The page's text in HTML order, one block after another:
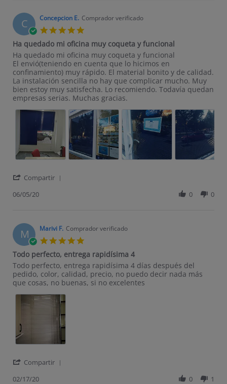
C Concepcion E. Comprador verificado
Ha quedado mi oficina muy coqueta y funcional
Review by Concepcion E. on 5 Jun 2020
review stating Ha quedado mi oficina muy coqueta y funcional
Ha quedado mi oficina muy coqueta y funcional
El envió(teniendo en cuenta que lo hicimos en
confinamiento) muy rápido. El material bonito y de calidad.
La instalación sencilla no hay que complicar mucho. Muy
bien estoy muy satisfecha. Lo recomiendo. Todavía quedan
empresas serias. Muchas gracias.
Compartir
06/05/20 0 0
M Marivi F. Comprador verificado
Todo perfecto, entrega rapidísima 4
Review by Marivi F. on 17 Feb 2020
review stating Todo perfecto, entrega rapidísima 4
Todo perfecto, entrega rapidísima 4 días después del
pedido, color, calidad, precio, no puedo decir nada más
que cosas, no buenas, si no excelentes
Compartir
02/17/20 0 1